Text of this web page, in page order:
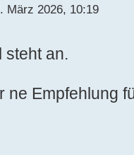
März 2026, 10:19
steht an.
ne Empfehlung